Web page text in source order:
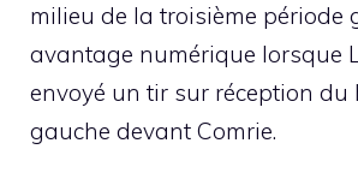
milieu de la troisième période
avantage numérique lorsque
envoyé un tir sur réception du
gauche devant Comrie.